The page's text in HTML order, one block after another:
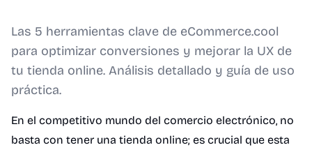
Las 5 herramientas clave de eCommerce.cool
para optimizar conversiones y mejorar la UX de
tu tienda online. Análisis detallado y guía de uso
práctica.
En el competitivo mundo del comercio electrónico, no
basta con tener una tienda online; es crucial que esta